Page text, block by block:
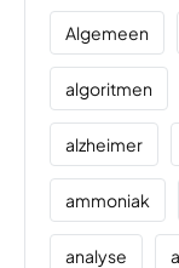
Algemeen
algoritmen
alzheimer
ammoniak
analyse